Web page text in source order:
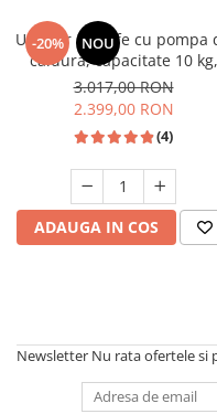
-20% NOU
Uscator de rufe cu pompa
caldura, capacitate 10 kg,
clasa A++, motor inverter,
programe, Heinner
3.017,00 RON
2.399,00 RON
(4)
ADAUGA IN COS
Newsletter Nu rata ofertele si